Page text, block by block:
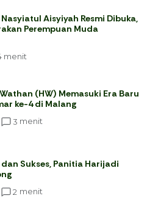
Aisyiyah Resmi Dibuka,
Perempuan Muda
menit
(HW) Memasuki Era Baru
ke-4 di Malang
3 menit
Sukses, Panitia Harijadi
2 menit